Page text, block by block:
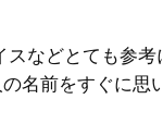
などとても参考
名前をすぐに